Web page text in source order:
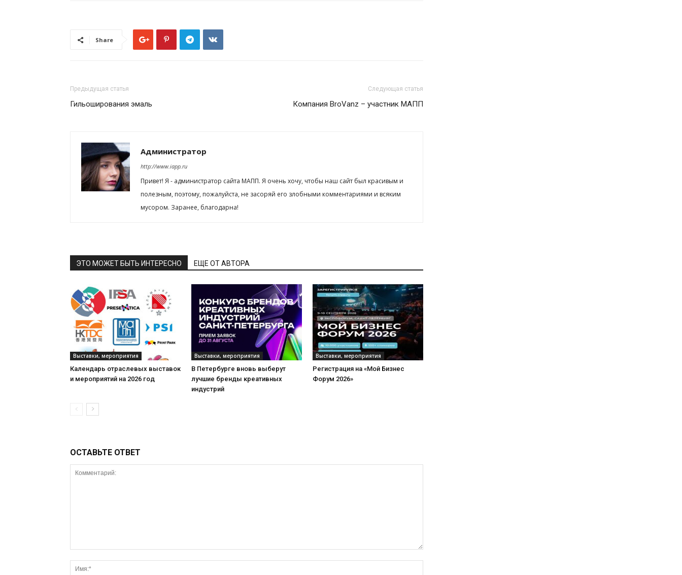
Share
Предыдущая статья
Гильоширования эмаль
Следующая статья
Компания BroVanz – участник МАПП
Администратор
http://www.iapp.ru
Привет! Я - администратор сайта МАПП. Я очень хочу, чтобы наш сайт был красивым и
полезным, поэтому, пожалуйста, не засоряй его злобными комментариями и всяким
мусором. Заранее, благодарна!
ЭТО МОЖЕТ БЫТЬ ИНТЕРЕСНО ЕЩЕ ОТ АВТОРА
Выставки, мероприятия
Календарь отраслевых выставок
и мероприятий на 2026 год
Выставки, мероприятия
В Петербурге вновь выберут
лучшие бренды креативных
индустрий
Выставки, мероприятия
Регистрация на «Мой Бизнес
Форум 2026»
ОСТАВЬТЕ ОТВЕТ